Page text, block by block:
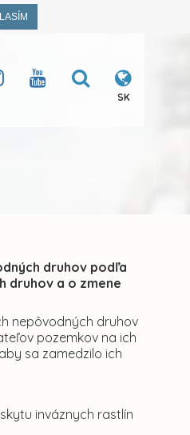
SK
druhov podľa
druhov a o zmene
nepôvodných druhov
pozemkov na ich
sa zamedzilo ich
inváznych rastlín